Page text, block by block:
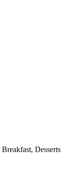
Desserts